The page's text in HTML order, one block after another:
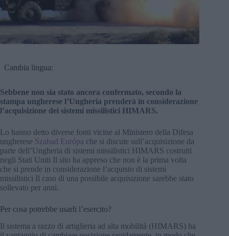
Cambia lingua:
Sebbene non sia stato ancora confermato, secondo la
stampa ungherese l’Ungheria prenderà in considerazione
l’acquisizione dei sistemi missilistici HIMARS.
Lo hanno detto diverse fonti vicine al Ministero della Difesa
ungherese Szabad Európa che si discute sull’acquisizione da
parte dell’Ungheria di sistemi missilistici HIMARS costruiti
negli Stati Uniti Il sito ha appreso che non è la prima volta
che si prende in considerazione l’acquisto di sistemi
missilistici Il caso di una possibile acquisizione sarebbe stato
sollevato per anni.
Per cosa potrebbe usarli l’esercito?
Il sistema a razzo di artiglieria ad alta mobilità (HIMARS) ha